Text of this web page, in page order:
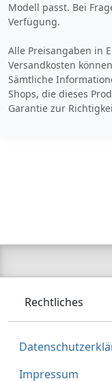
Modell passt. Bei
Verfügung.
Alle Preisangaben in
Versandkosten
Sämtliche
Shops, die dieses
Garantie zur
Rechtliches
Impressum